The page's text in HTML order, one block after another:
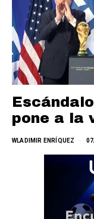
pone a la
WLADIMIR ENRÍQUEZ